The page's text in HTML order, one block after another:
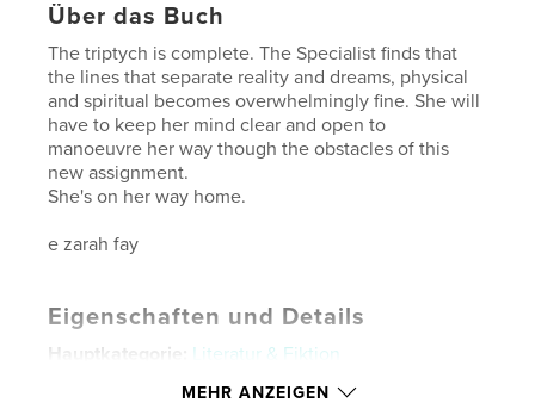
Über das Buch
The triptych is complete. The Specialist finds that
the lines that separate reality and dreams, physical
and spiritual becomes overwhelmingly fine. She will
have to keep her mind clear and open to
manoeuvre her way though the obstacles of this
new assignment.
She's on her way home.
e zarah fay
Eigenschaften und Details
Hauptkategorie:
Literatur & Fiktion
13×20 cm
MEHR ANZEIGEN